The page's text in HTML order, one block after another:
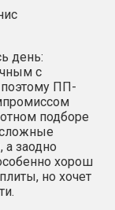
день:
с
ПП-
подборе
заодно
хорош
но хочет